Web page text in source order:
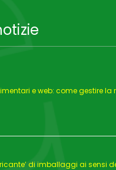
e web: come gestire la
di imballaggi ai sensi